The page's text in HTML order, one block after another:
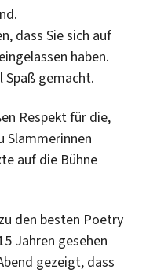
dass Sie sich auf
haben.
Spaß gemacht.
Respekt für die,
Slammerinnen
auf die Bühne
den besten Poetry
Jahren gesehen
gezeigt, dass